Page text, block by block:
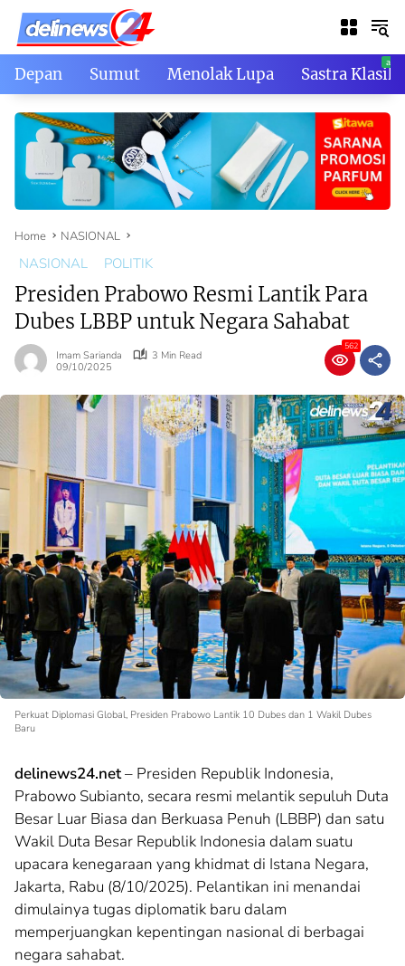
Skip
content
Depan Sumut Menolak Lupa Sastra Klasik
Home NASIONAL
NASIONAL POLITIK
Presiden Prabowo Resmi Lantik Para
Dubes LBBP untuk Negara Sahabat
Imam Sarianda
3 Min Read
09/10/2025
562
Perkuat Diplomasi Global, Presiden Prabowo Lantik 10 Dubes dan 1 Wakil Dubes
Baru
delinews24.net– Presiden Republik Indonesia,
Prabowo Subianto, secara resmi melantik sepuluh Duta
Besar Luar Biasa dan Berkuasa Penuh (LBBP) dan satu
Wakil Duta Besar Republik Indonesia dalam suatu
upacara kenegaraan yang khidmat di Istana Negara,
Jakarta, Rabu (8/10/2025). Pelantikan ini menandai
dimulainya tugas diplomatik baru dalam
memperjuangkan kepentingan nasional di berbagai
negara sahabat.